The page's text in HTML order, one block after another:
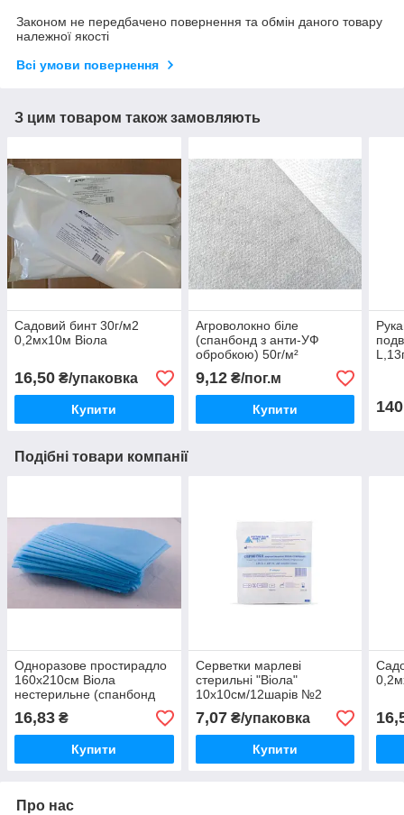
Законом не передбачено повернення та обмін даного товару
належної якості
Всі умови повернення
З цим товаром також замовляють
Садовий бинт 30г/м2
0,2мх10м Віола
16,50 ₴/упаковка
Купити
Агроволокно біле
(спанбонд з анти-УФ
обробкою) 50г/м²
1,6мх500м
9,12₴/пог.м
Купити 140
Подібні товари компанії
Одноразове простирадло
160х210см Віола
нестерильне (спанбонд
16,83 ₴
Купити
Серветки марлеві
стерильні "Віола"
10х10см/12шарів №2
7,07₴/упаковка
Купити
Про нас